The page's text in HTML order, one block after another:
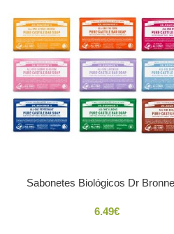
Sabonetes Biológicos Dr
6.49€